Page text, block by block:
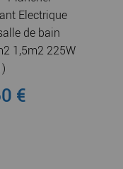
Electrique
de bain
1,5m2 225W
€